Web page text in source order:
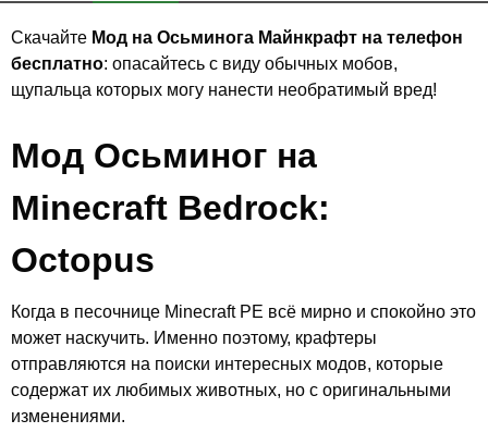
Скачайте Мод на Осьминога Майнкрафт на телефон
бесплатно: опасайтесь с виду обычных мобов,
щупальца которых могу нанести необратимый вред!
Мод Осьминог на
Minecraft Bedrock:
Оctopus
Когда в песочнице Minecraft PE всё мирно и спокойно это
может наскучить. Именно поэтому, крафтеры
отправляются на поиски интересных модов, которые
содержат их любимых животных, но с оригинальными
изменениями.